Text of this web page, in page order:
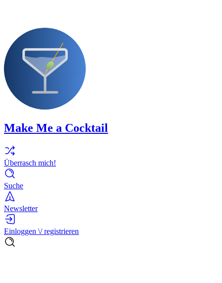
Make Me a Cocktail
Überrasch mich!
Suche
Newsletter
Einloggen \/ registrieren